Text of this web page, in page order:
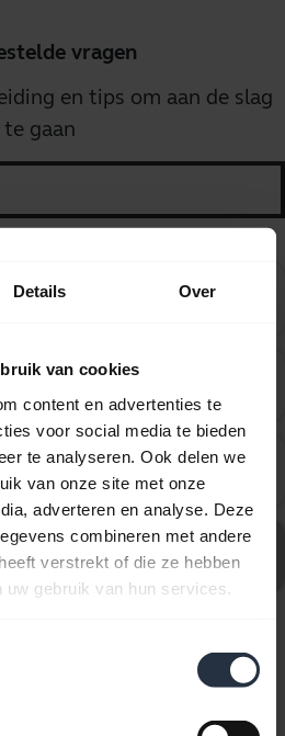
Details Over
van cookies
content en advertenties te
voor social media te bieden
te analyseren. Ook delen we
van onze site met onze
adverteren en analyse. Deze
combineren met andere
verstrekt of die ze hebben
gebruik van hun services.
vragen
en tips om aan de slag
te gaan
krijgen voor mijn Jabra-
van mijn bedrade
jullie aan voor gebruik
serie telefoons?
vragen voor Jabra GN2100